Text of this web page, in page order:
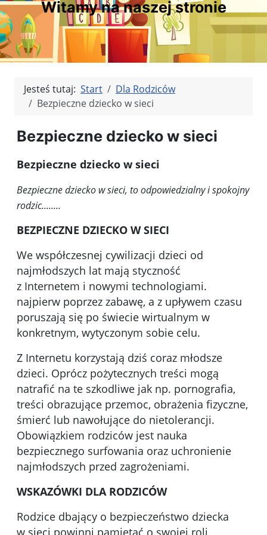
Witamy na naszej stronie
Jesteś tutaj: Start
Dla Rodziców
Bezpieczne dziecko w sieci
Bezpieczne dziecko w sieci
Bezpieczne dziecko w sieci
Bezpieczne dziecko w sieci, to odpowiedzialny i spokojny
rodzic........
BEZPIECZNE DZIECKO W SIECI
We współczesnej cywilizacji dzieci od
najmłodszych lat mają styczność
z Internetem i nowymi technologiami.
najpierw poprzez zabawę, a z upływem czasu
poruszają się po świecie wirtualnym w
konkretnym, wytyczonym sobie celu.
Z Internetu korzystają dziś coraz młodsze
dzieci. Oprócz pożytecznych treści mogą
natrafić na te szkodliwe jak np. pornografia,
treści obrazujące przemoc, obrażenia fizyczne,
śmierć lub nawołujące do nietolerancji.
Obowiązkiem rodziców jest nauka
bezpiecznego surfowania oraz uchronienie
najmłodszych przed zagrożeniami.
WSKAZÓWKI DLA RODZICÓW
Rodzice dbający o bezpieczeństwo dziecka
w sieci powinni pamiętać o swojej roli